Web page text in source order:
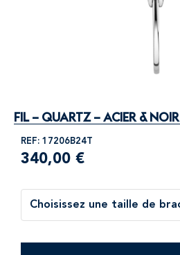
FIL – QUARTZ – ACIER & NOIR
REF: 17206B24T
340,00 €